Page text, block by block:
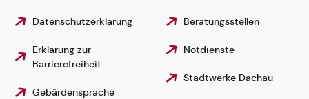
Datenschutzerklärung
Erklärung zur
Barrierefreiheit
Gebärdensprache
Beratungsstellen
Notdienste
Stadtwerke Dachau